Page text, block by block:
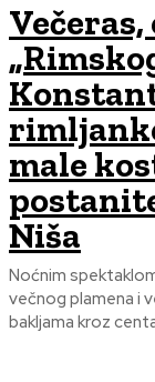
male
Niša
Noćnim
večnog plamena i
bakljama kroz